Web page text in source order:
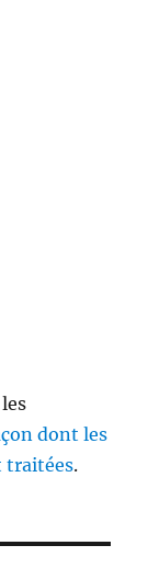
dont les
traitées.